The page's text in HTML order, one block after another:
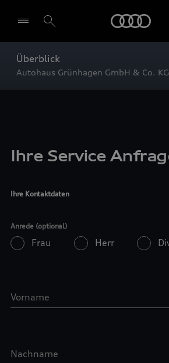
Überblick
Autohaus Grünhagen GmbH & Co. KG